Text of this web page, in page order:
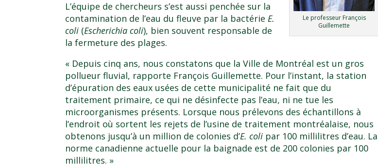
Le professeur François
Guillemette
L’équipe de chercheurs s’est aussi penchée sur la
contamination de l’eau du fleuve par la bactérieE.
coli (Escherichia coli), bien souvent responsable de
la fermeture des plages.
« Depuis cinq ans, nous constatons que la Ville de Montréal est un gros
pollueur fluvial, rapporte François Guillemette. Pour l’instant, la station
d’épuration des eaux usées de cette municipalité ne fait que du
traitement primaire, ce qui ne désinfecte pas l’eau, ni ne tue les
microorganismes présents. Lorsque nous prélevons des échantillons à
l’endroit où sortent les rejets de l’usine de traitement montréalaise, nous
obtenons jusqu’à un million de colonies d’E. coli par 100 millilitres d’eau. La
norme canadienne actuelle pour la baignade est de 200 colonies par 100
millilitres. »